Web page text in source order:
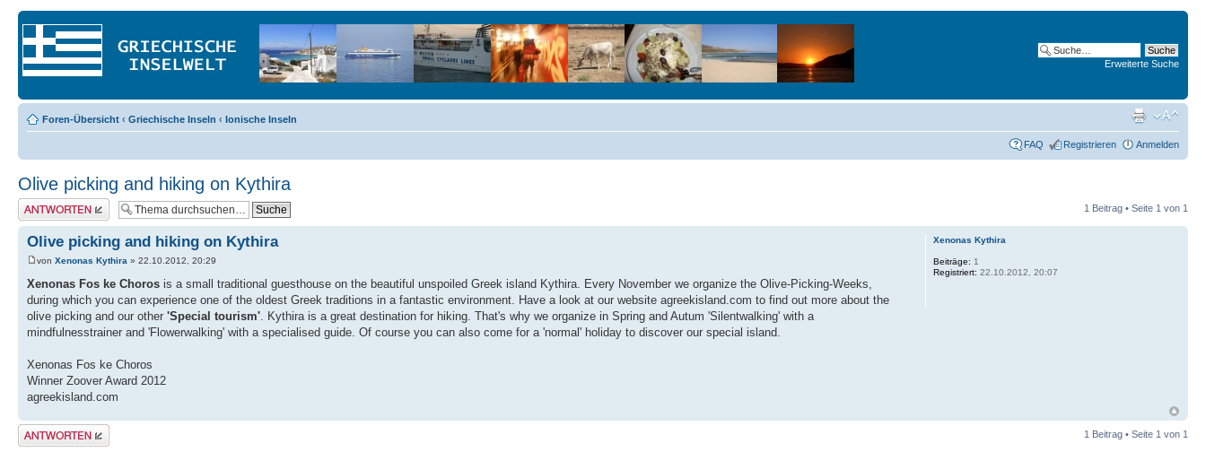
Erweiterte Suche
Foren-Übersicht ‹ Griechische Inseln ‹ Ionische Inseln
FAQ Registrieren Anmelden
Olive picking and hiking on Kythira
Antwort erstellen 1 Beitrag • Seite 1 von 1
Olive picking and hiking on Kythira
von Xenonas Kythira » 22.10.2012, 20:29
Xenonas Fos ke Choros is a small traditional guesthouse on the beautiful unspoiled Greek island Kythira. Every November we organize the Olive-Picking-Weeks,
during which you can experience one of the oldest Greek traditions in a fantastic environment. Have a look at our website agreekisland.com to find out more about the
olive picking and our other 'Special tourism'. Kythira is a great destination for hiking. That's why we organize in Spring and Autum 'Silentwalking' with a
mindfulnesstrainer and 'Flowerwalking' with a specialised guide. Of course you can also come for a 'normal' holiday to discover our special island.
Xenonas Fos ke Choros
Winner Zoover Award 2012
agreekisland.com
Xenonas Kythira
Beiträge: 1
Registriert: 22.10.2012, 20:07
Antwort erstellen 1 Beitrag • Seite 1 von 1